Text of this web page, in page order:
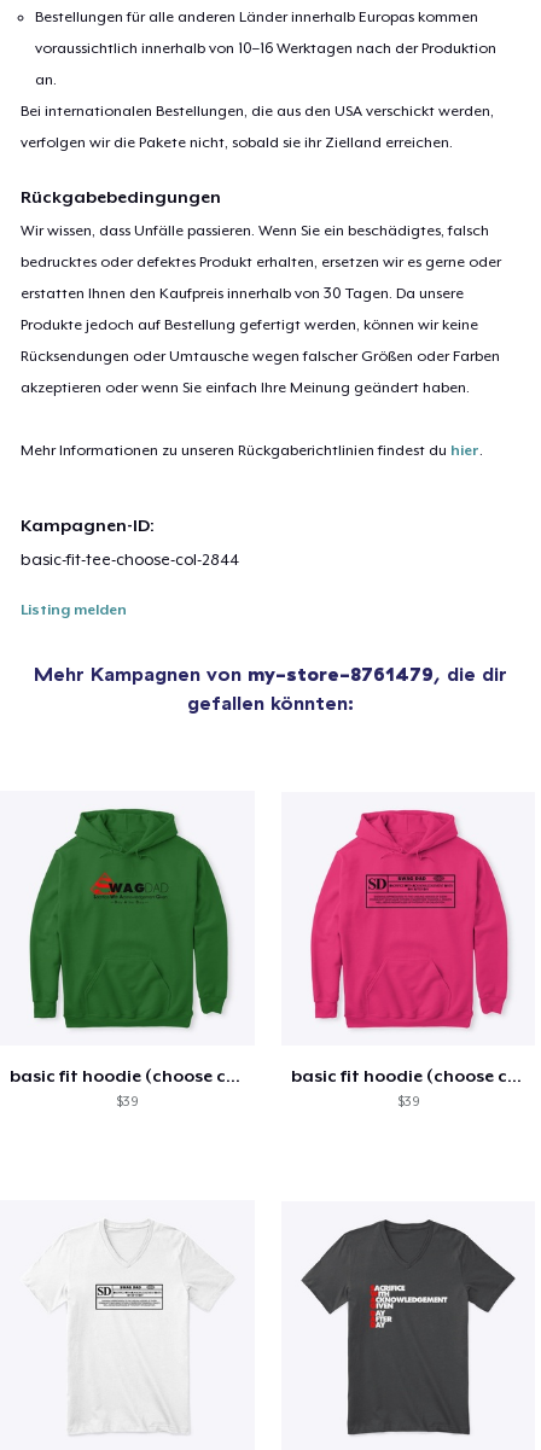
Bestellungen für alle anderen Länder innerhalb Europas kommen
voraussichtlich innerhalb von 10–16 Werktagen nach der Produktion
an.
Bei internationalen Bestellungen, die aus den USA verschickt werden,
verfolgen wir die Pakete nicht, sobald sie ihr Zielland erreichen.
Rückgabebedingungen
Wir wissen, dass Unfälle passieren. Wenn Sie ein beschädigtes, falsch
bedrucktes oder defektes Produkt erhalten, ersetzen wir es gerne oder
erstatten Ihnen den Kaufpreis innerhalb von 30 Tagen. Da unsere
Produkte jedoch auf Bestellung gefertigt werden, können wir keine
Rücksendungen oder Umtausche wegen falscher Größen oder Farben
akzeptieren oder wenn Sie einfach Ihre Meinung geändert haben.
Mehr Informationen zu unseren Rückgaberichtlinien findest du hier.
Kampagnen-ID:
basic-fit-tee-choose-col-2844
Listing melden
Mehr Kampagnen von my-store-8761479, die dir
gefallen könnten:
basic fit hoodie (choose color)
$39
basic fit hoodie (choose color)
$39